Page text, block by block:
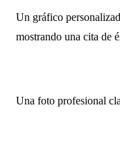
Un gráfico
mostrando una cita de
Una foto profesional